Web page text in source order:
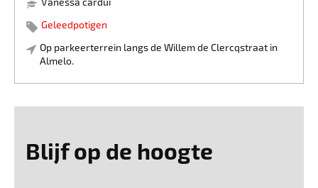
Geleedpotigen
Op parkeerterrein langs de Willem de Clercqstraat in
Almelo.
Blijf op de hoogte